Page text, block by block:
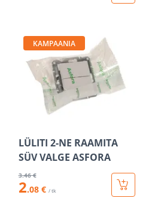
KAMPAANIA
LÜLITI 2-NE RAAMITA
SÜV VALGE ASFORA
3.46 €
2.08 € / tk